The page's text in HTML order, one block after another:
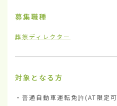
募集職種
葬祭ディレクター
対象となる方
・普通自動車運転免許(AT限定